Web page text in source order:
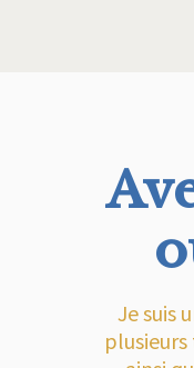
Je suis